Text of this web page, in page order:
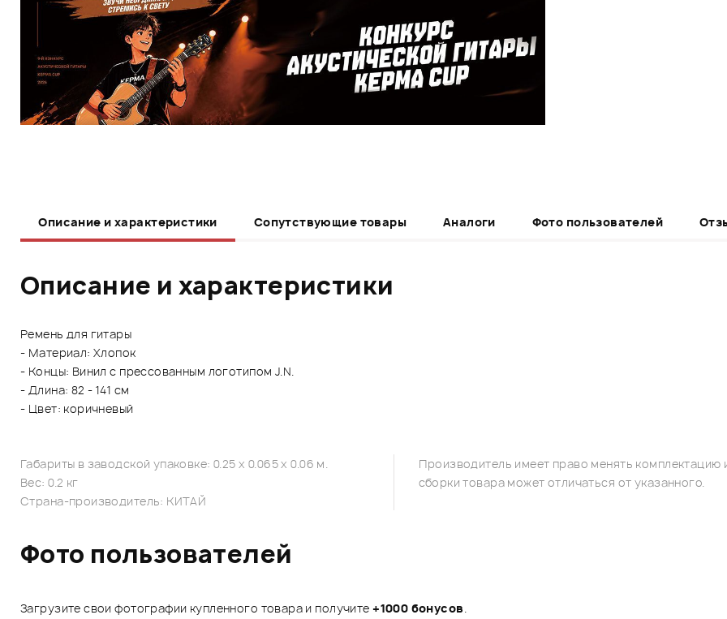
Описание и характеристики Сопутствующие товары Аналоги Фото пользователей
Описание и характеристики
Ремень для гитары
- Материал: Хлопок
- Концы: Винил с прессованным логотипом J.N.
- Длина: 82 - 141 см
- Цвет: коричневый
Габариты в заводской упаковке: 0.25 x 0.065 x 0.06 м.
Вес: 0.2 кг
Страна-производитель: КИТАЙ
Производитель имеет право менять
сборки товара может отличаться от указанного.
Фото пользователей
Загрузите свои фотографии купленного товара и получите+1000 бонусов.